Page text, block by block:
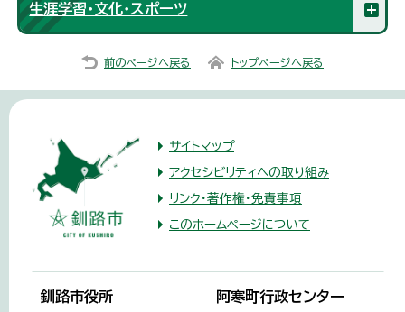
生涯学習・文化・スポーツ
前のページへ戻る トップページへ戻る
サイトマップ
アクセシビリティへの取り組み
リンク・著作権・免責事項
このホームページについて
釧路市役所 阿寒町行政センター